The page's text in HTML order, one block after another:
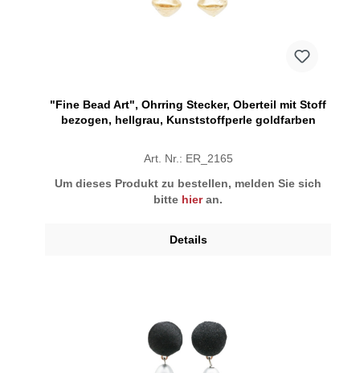
"Fine Bead Art", Ohrring Stecker, Oberteil mit Stoff
bezogen, hellgrau, Kunststoffperle goldfarben
Art. Nr.: ER_2165
Um dieses Produkt zu bestellen, melden Sie sich
bitte hieran.
Details